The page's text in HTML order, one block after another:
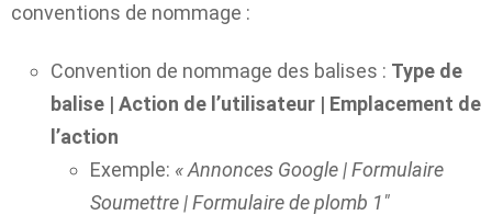
conventions de nommage :
Convention de nommage des balises : Type de
balise | Action de l’utilisateur | Emplacement de
l’action
Exemple: « Annonces Google | Formulaire
Soumettre | Formulaire de plomb 1″